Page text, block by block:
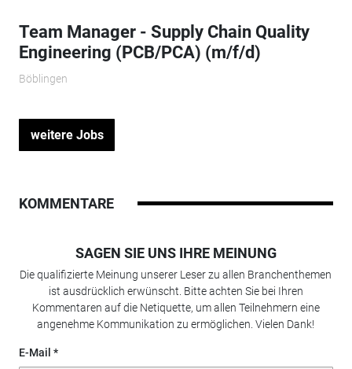
Team Manager - Supply Chain Quality
Engineering (PCB/PCA) (m/f/d)
Böblingen
weitere Jobs
KOMMENTARE
SAGEN SIE UNS IHRE MEINUNG
Die qualifizierte Meinung unserer Leser zu allen Branchenthemen
ist ausdrücklich erwünscht. Bitte achten Sie bei Ihren
Kommentaren auf die Netiquette, um allen Teilnehmern eine
angenehme Kommunikation zu ermöglichen. Vielen Dank!
E-Mail